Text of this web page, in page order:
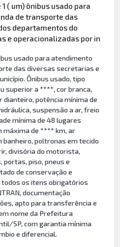
( um) ônibus usado para
de transporte das
departamentos do
e operacionalizadas por in
usado para atendimento
das diversas secretarias e
Ônibus usado, tipo
superior a ****, cor branca,
potência mínima de
suspensão a ar, freio
mínima de 48 lugares
máxima de **** km, ar
banheiro, poltronas em tecido
divisória do motorista,
portas, piso, pneus e
de conservação e
todos os itens obrigatórios
documentação
apto para transferência e
nome da Prefeitura
SP, com garantia mínima
e diferencial.